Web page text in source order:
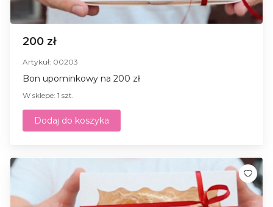
200 zł
Artykuł: 00203
Bon upominkowy na 200 zł
W sklepe: 1 szt.
Dodaj do koszyka